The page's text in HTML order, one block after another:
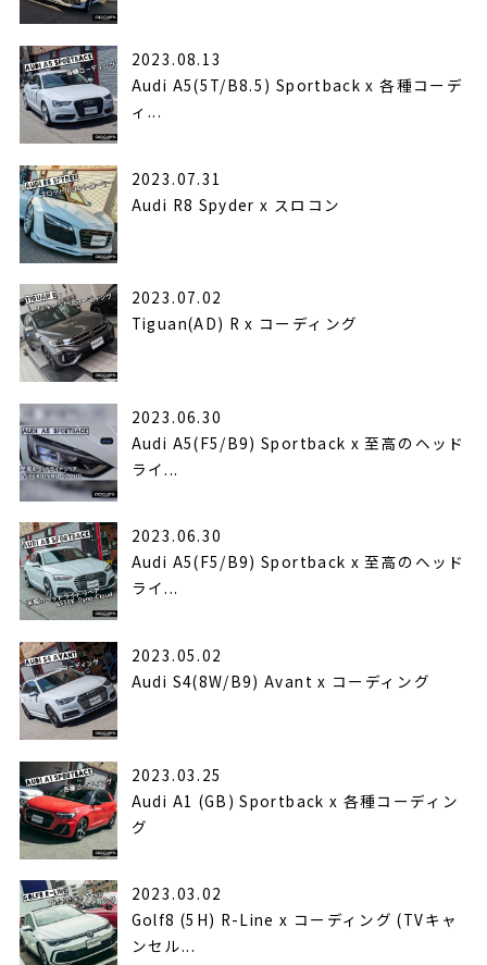
2023.08.13
Audi A5(5T/B8.5) Sportback x 各種コーデ
ィ...
2023.07.31
Audi R8 Spyder x スロコン
2023.07.02
Tiguan(AD) R x コーディング
2023.06.30
Audi A5(F5/B9) Sportback x 至高のヘッド
ライ...
2023.06.30
Audi A5(F5/B9) Sportback x 至高のヘッド
ライ...
2023.05.02
Audi S4(8W/B9) Avant x コーディング
2023.03.25
Audi A1 (GB) Sportback x 各種コーディン
グ
2023.03.02
Golf8 (5H) R-Line x コーディング (TVキャ
ンセル...